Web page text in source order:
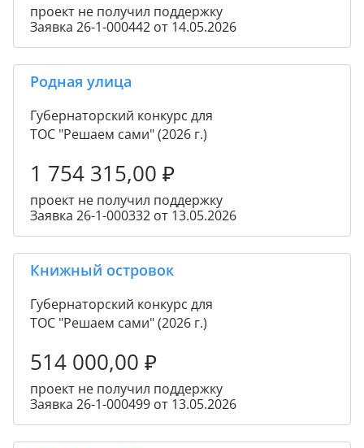
проект не получил поддержку
Заявка 26-1-000442 от 14.05.2026
Родная улица
Губернаторский конкурс для
ТОС "Решаем сами" (2026 г.)
1 754 315,00 ₽
проект не получил поддержку
Заявка 26-1-000332 от 13.05.2026
Книжный островок
Губернаторский конкурс для
ТОС "Решаем сами" (2026 г.)
514 000,00 ₽
проект не получил поддержку
Заявка 26-1-000499 от 13.05.2026